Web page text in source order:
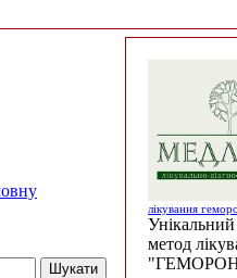
лікування
Унікальний
метод